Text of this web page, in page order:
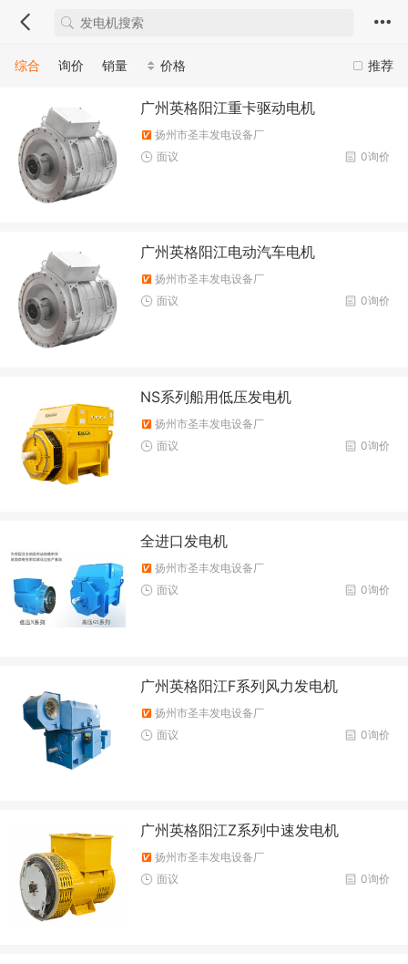
推荐
综合 询价 销量 价格
广州英格阳江重卡驱动电机
扬州市圣丰发电设备厂
0询价
面议
广州英格阳江电动汽车电机
扬州市圣丰发电设备厂
0询价
面议
NS系列船用低压发电机
扬州市圣丰发电设备厂
0询价
面议
全进口发电机
扬州市圣丰发电设备厂
0询价
面议
广州英格阳江F系列风力发电机
扬州市圣丰发电设备厂
0询价
面议
广州英格阳江Z系列中速发电机
扬州市圣丰发电设备厂
0询价
面议